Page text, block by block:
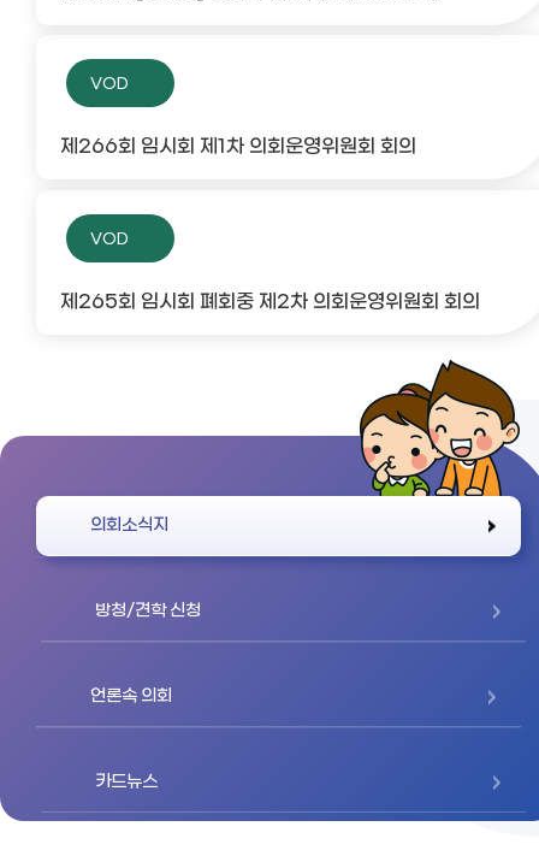
VOD
제266회 임시회 제1차 의회운영위원회 회의
VOD
제265회 임시회 폐회중 제2차 의회운영위원회 회의
의회소식지
방청/견학 신청
언론속 의회
카드뉴스